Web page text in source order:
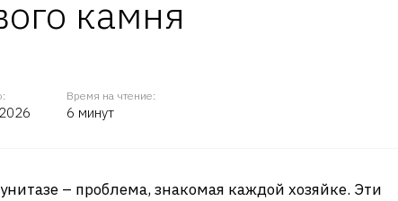
камня
Время на чтение:
6 минут
– проблема, знакомая каждой хозяйке. Эти